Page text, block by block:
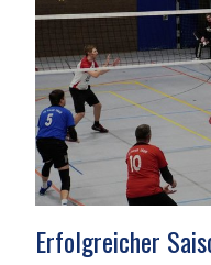
Erfolgreicher